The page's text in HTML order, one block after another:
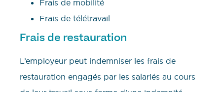
Frais de mobilité
Frais de télétravail
Frais de restauration
L’employeur peut indemniser les frais de
restauration engagés par les salariés au cours